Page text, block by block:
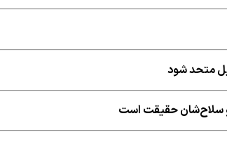
متحد شود
و سلاح‌شان حقیقت است